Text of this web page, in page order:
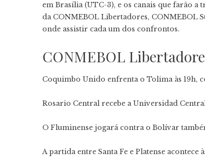
em Brasília (UTC-3), e os canais que farão
da CONMEBOL Libertadores, CONMEBOL
onde assistir cada um dos confrontos.
CONMEBOL
Coquimbo Unido enfrenta o Tolima às 19h,
Rosario Central recebe a Universidad
O Fluminense jogará contra o Bolívar
A partida entre Santa Fe e Platense acontece